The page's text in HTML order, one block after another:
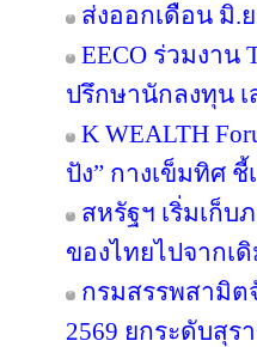
ส่งออกเดือน มิ.
EECO ร่วมงาน
ปรึกษานักลงทุน
K WEALTH
ปัง” กางเข็มทิศ
สหรัฐฯ เริ่มเก็บ
ของไทยไปจากเ
กรมสรรพสามิต
2569 ยกระดับสุ